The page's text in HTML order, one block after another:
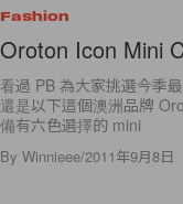
Fashion
Oroton Icon Mini
看過 PB 為大家挑選今季
還是以下這個澳洲品牌
備有六色選擇的 mini
By Winnieee/2011年9月8日